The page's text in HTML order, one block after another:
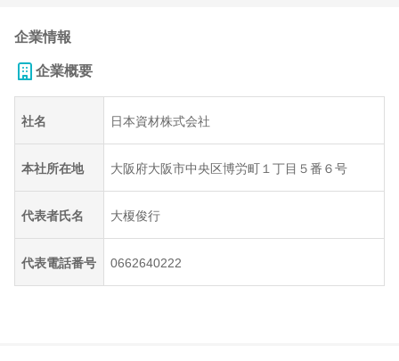
企業情報
企業概要
社名 日本資材株式会社
本社所在地 大阪府大阪市中央区博労町１丁目５番６号
代表者氏名 大榎俊行
代表電話番号 0662640222